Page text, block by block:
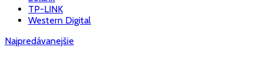
TP-LINK
Western Digital
Najpredávanejšie